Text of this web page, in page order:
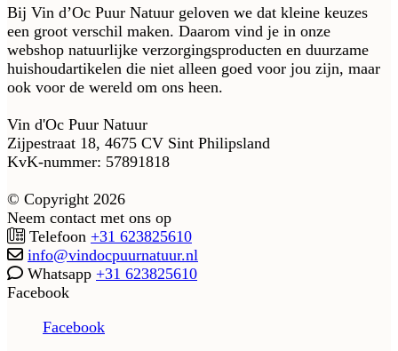
Bij Vin d’Oc Puur Natuur geloven we dat kleine keuzes
een groot verschil maken. Daarom vind je in onze
webshop natuurlijke verzorgingsproducten en duurzame
huishoudartikelen die niet alleen goed voor jou zijn, maar
ook voor de wereld om ons heen.
Vin d'Oc Puur Natuur
Zijpestraat 18, 4675 CV Sint Philipsland
KvK-nummer: 57891818
© Copyright 2026
Neem contact met ons op
Telefoon +31 623825610
info@vindocpuurnatuur.nl
Whatsapp +31 623825610
Facebook
Facebook